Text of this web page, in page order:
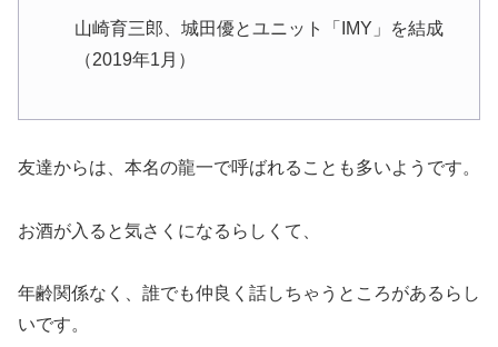
山崎育三郎、城田優とユニット「IMY」を結成
（2019年1月）
友達からは、本名の龍一で呼ばれることも多いようです。
お酒が入ると気さくになるらしくて、
年齢関係なく、誰でも仲良く話しちゃうところがあるらし
いです。